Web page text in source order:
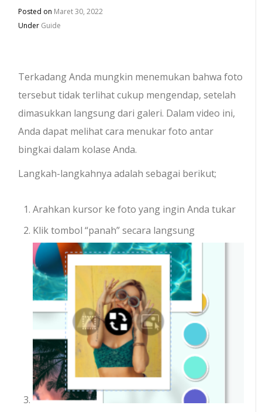
Posted on Maret 30, 2022
Under Guide
Terkadang Anda mungkin menemukan bahwa foto
tersebut tidak terlihat cukup mengendap, setelah
dimasukkan langsung dari galeri. Dalam video ini,
Anda dapat melihat cara menukar foto antar
bingkai dalam kolase Anda.
Langkah-langkahnya adalah sebagai berikut;
Arahkan kursor ke foto yang ingin Anda tukar
Klik tombol “panah” secara langsung